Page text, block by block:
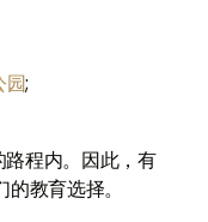
园;
程内。因此，有
教育选择。